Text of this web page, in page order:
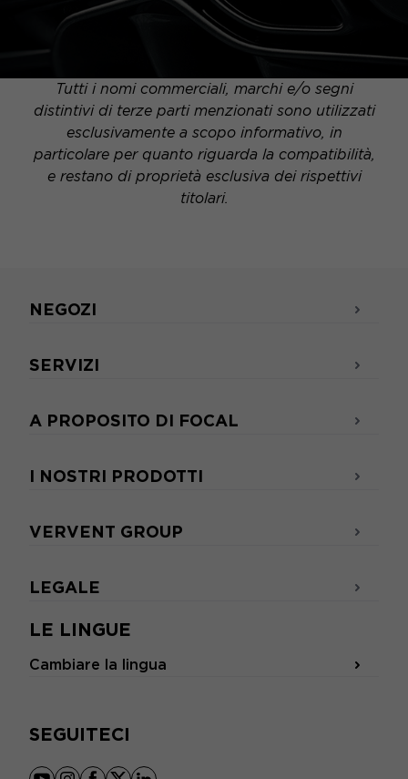
Tutti i nomi commerciali, marchi e/o segni
distintivi di terze parti menzionati sono utilizzati
esclusivamente a scopo informativo, in
particolare per quanto riguarda la compatibilità,
e restano di proprietà esclusiva dei rispettivi
titolari.
LE LINGUE
Cambiare la lingua
SEGUITECI
NEGOZI
SERVIZI
A PROPOSITO DI FOCAL
I NOSTRI PRODOTTI
VERVENT GROUP
LEGALE